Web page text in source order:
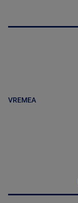
VREMEA